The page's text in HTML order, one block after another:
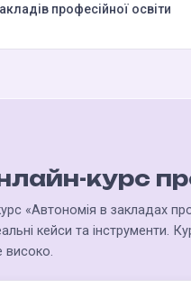
професійної освіти
курс
«Автономія в закладах
кейси та інструменти.
високо.